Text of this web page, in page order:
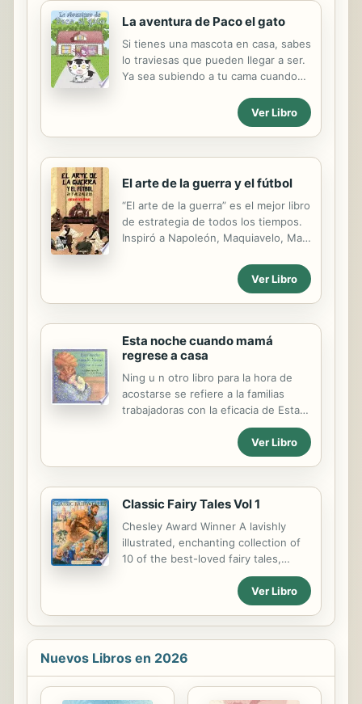
La aventura de Paco el gato
Si tienes una mascota en casa, sabes
lo traviesas que pueden llegar a ser.
Ya sea subiendo a tu cama cuando
zapato o incluso, escapando de casa.
Y para Paco, esto ocurre cuando sin
darse cuenta, sale de casa y por
estar distraído no pone atención al
logra encontrar el camino a casa.
¿Podrá Paco regresar a casa? Sigue
leyendo La Aventura de Paco el gato
y descúbrelo.
Ver Libro
El arte de la guerra y el fútbol
“El arte de la guerra” es el mejor libro
de estrategia de todos los tiempos.
Inspiró a Napoleón, Maquiavelo, Mao
de antigüedad, pero no es un libro
de práctica militar, solamente, sino
un tratado que enseña la estrategia
conocimiento de la naturaleza
humana en los momentos de
confrontación. Es una obra para
comprender las raíces de un
conflicto y buscar la solución. El
principal libro japonés sobre el tema:
“El libro de los 5 anillos” está
influenciado por la filosofía de Sun
Tzu ya que su autor, Miyamoto...
Ver Libro
Esta noche cuando mamá
regrese a casa
Ning u n otro libro para la hora de
acostarse se refiere a la familias
trabajadoras con la eficacia de Esta
noche cuando mam a regrese a casa
. Disponible ahora en una edici o n
de cart o n, sin duda se convertira
como de los ni n os.
Ver Libro
Classic Fairy Tales Vol 1
Chesley Award Winner A lavishly
illustrated, enchanting collection of
10 of the best-loved fairy tales,
chosen and edited by the artist, who
spent more than four years creating
the seventy-five oil paintings,
reproduced here in full color.
Belongs on every child's bookshelf.
Ver Libro
Nuevos Libros en 2026